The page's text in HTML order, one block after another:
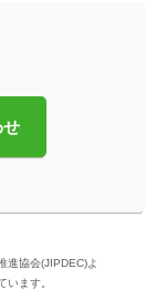
進協会(JIPDEC)よ
います。